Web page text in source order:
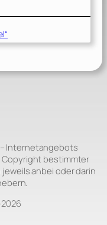
Internetangebots
bestimmter
anbei oder darin